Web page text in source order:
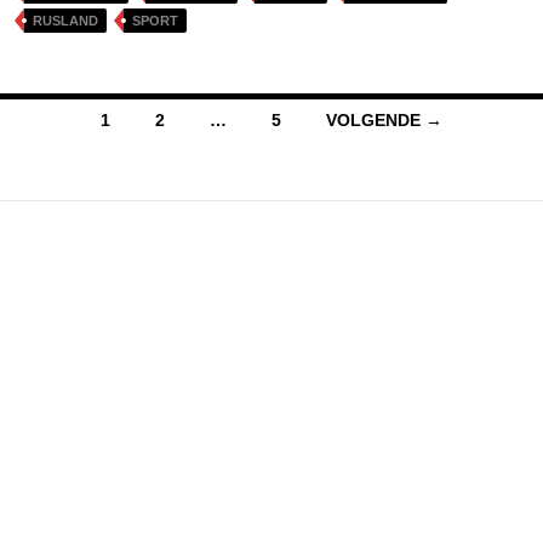
RUSLAND
SPORT
Berichten
1 2 … 5 VOLGENDE →